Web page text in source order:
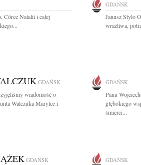
Córce Natalii i całej
GDAŃSK
Janusz Stylo
wrażliwa,
GDAŃSK
wiadomość o
Walczuka Marylce i
GDAŃSK
Panu
głębokiego
śmierci...
GDAŃSK GDAŃSK